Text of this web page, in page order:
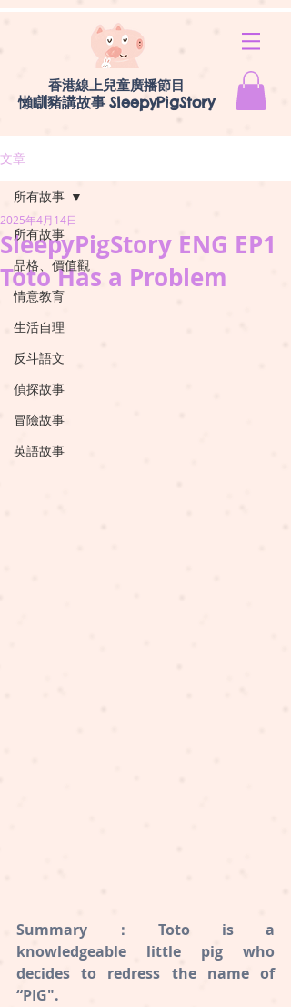
香港線上兒童廣播節目
懶瞓豬講故事 SleepyPigStory
文章
所有故事
品格、價值觀
情意教育
生活自理
反斗語文
偵探故事
冒險故事
英語故事
所有故事
SleepyPigStory ENG EP1
Toto Has a Problem
2025年4月14日
Summary：Toto is a
knowledgeable little pig who
decides to redress the name of
“PIG".